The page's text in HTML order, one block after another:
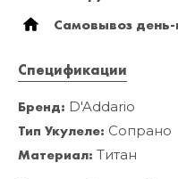
Самовывоз день-
Спецификации
Бренд: D'Addario
Тип Укулеле: Сопрано
Материал: Титан